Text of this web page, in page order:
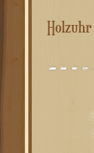
Holzuhr mit personalisierter Form und